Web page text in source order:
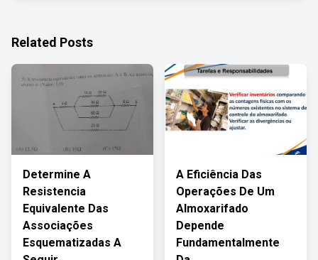
Related Posts
Determine A
Resistencia
Equivalente Das
Associações
Esquematizadas A
A Eficiência Das
Operações De Um
Almoxarifado
Depende
Fundamentalmente